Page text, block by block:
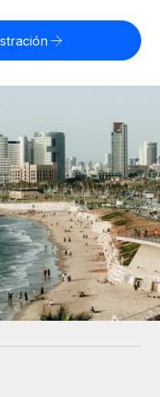
de trabajo sin
integradas para tu
de IA con Remote
globales y nóminas para
de RR. HH.
empresas.
globales en tu
puestos